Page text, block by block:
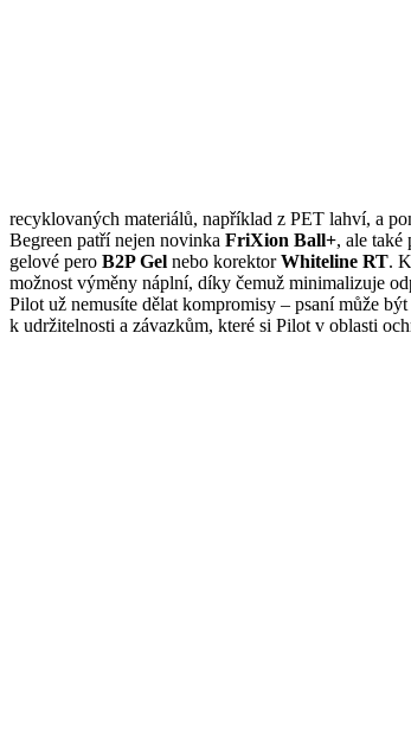
recyklovaných materiálů, například z PET lahví, a
Begreen patří nejen novinka FriXion Ball+, ale také
gelové pero B2P Gel nebo korektorWhiteline RT.
možnost výměny náplní, díky čemuž minimalizuje
Pilot už nemusíte dělat kompromisy – psaní může
k udržitelnosti a závazkům, které si Pilot v oblasti